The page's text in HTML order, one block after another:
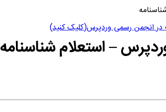
در انجمن رسمی وردپرس(کلیک کنید)
– استعلام شناسنامه